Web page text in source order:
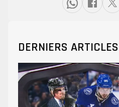
DERNIERS ARTICLES